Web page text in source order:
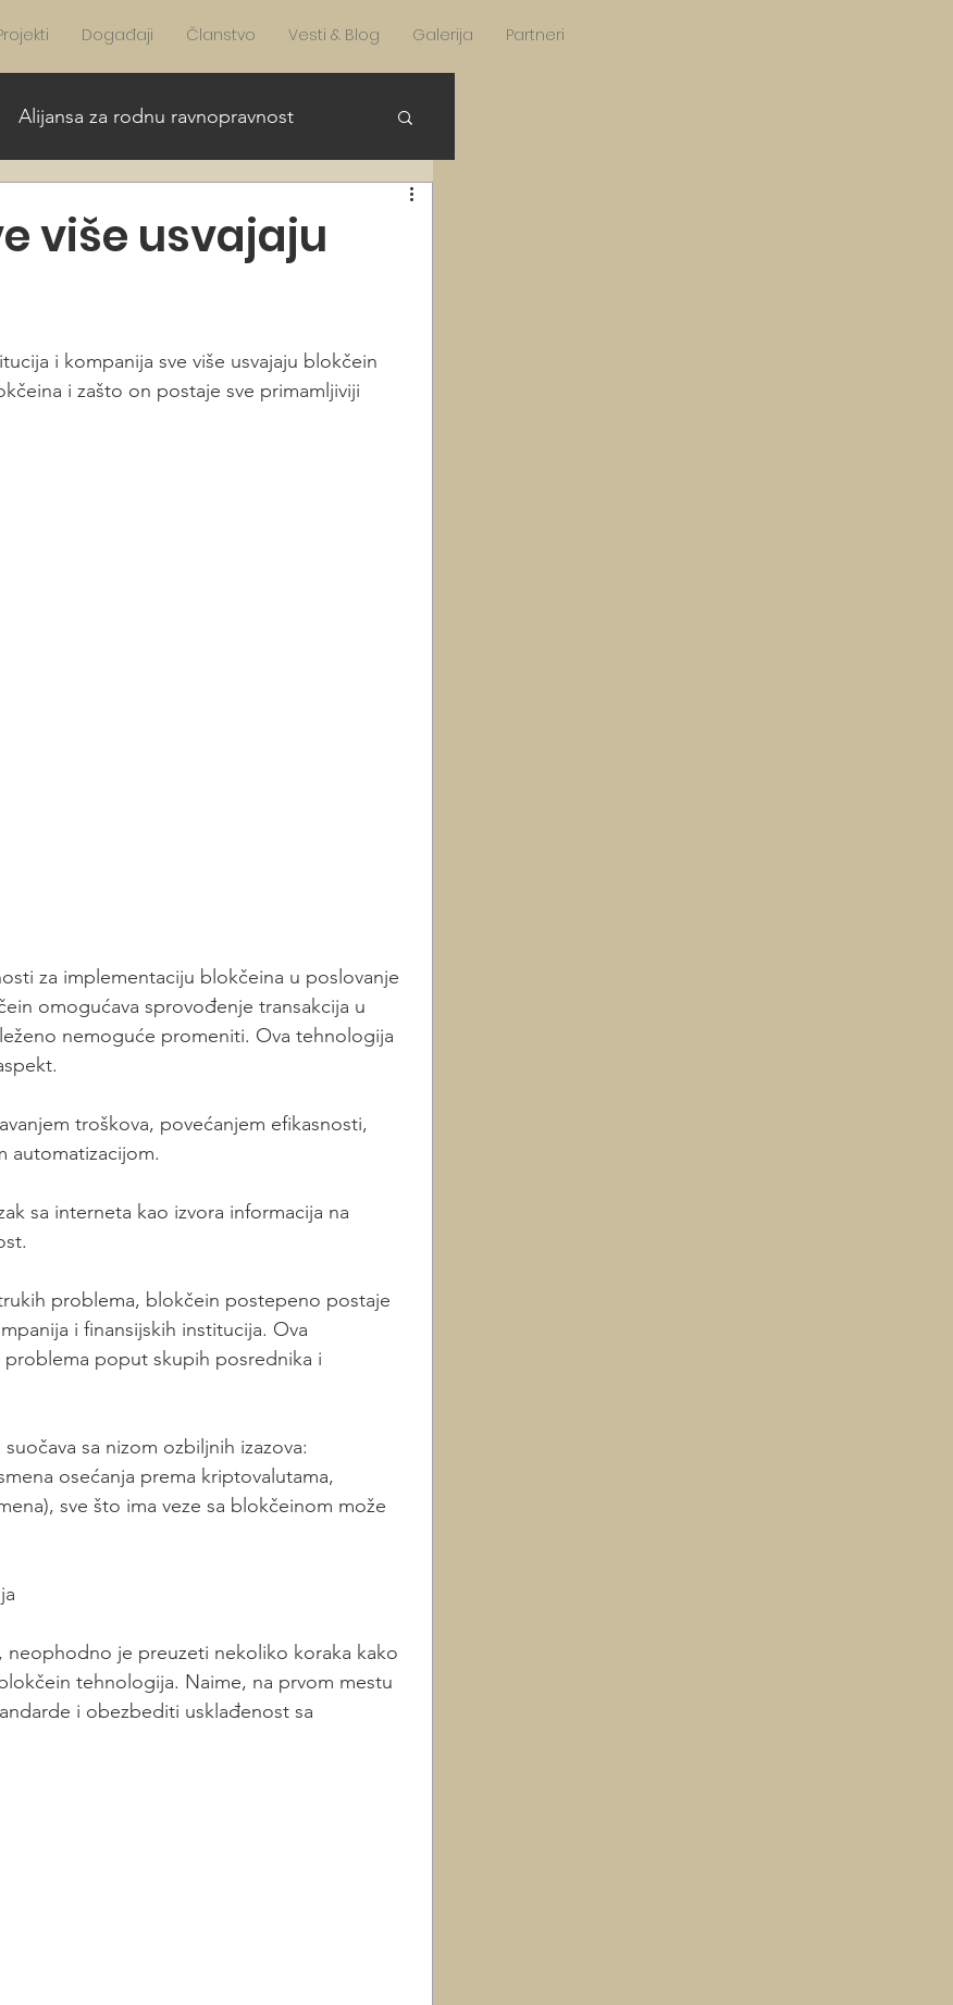
Događaji Članstvo Vesti & Blog Galerija Partneri
Alijansa za rodnu ravnopravnost
više usvajaju
i kompanija sve više usvajaju blokčein
i zašto on postaje sve primamljiviji
za implementaciju blokčeina u poslovanje
omogućava sprovođenje transakcija u
nemoguće promeniti. Ova tehnologija
troškova, povećanjem efikasnosti,
automatizacijom.
sa interneta kao izvora informacija na
problema, blokčein postepeno postaje
i finansijskih institucija. Ova
poput skupih posrednika i
sa nizom ozbiljnih izazova:
osećanja prema kriptovalutama,
sve što ima veze sa blokčeinom može
neophodno je preuzeti nekoliko koraka kako
tehnologija. Naime, na prvom mestu
i obezbediti usklađenost sa